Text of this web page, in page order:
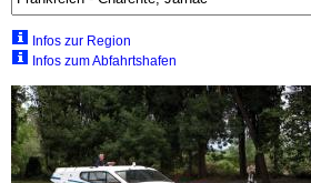
Infos zur Region
Infos zum Abfahrtshafen